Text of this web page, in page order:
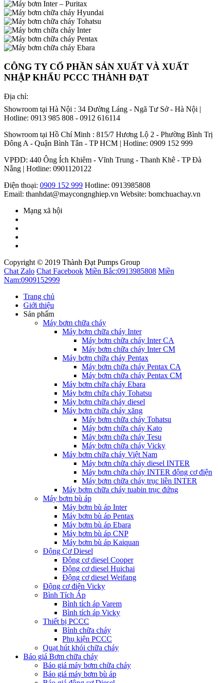
CÔNG TY CỔ PHẦN SẢN XUẤT VÀ XUẤT
NHẬP KHẨU PCCC THÀNH ĐẠT
Địa chỉ:
Showroom tại Hà Nội : 34 Đường Láng - Ngã Tư Sở - Hà Nội |
Hotline: 0913 985 808 - 0912 616114
Showroom tại Hồ Chí Minh : 815/7 Hương Lộ 2 - Phường Bình Trị
Đông A - Quận Bình Tân - TP HCM | Hotline: 0909 152 999
VPĐD: 440 Ông Ích Khiêm - Vĩnh Trung - Thanh Khê - TP Đà
Nẵng | Hotline: 0901120122
Điện thoại: 0909 152 999 Hotline: 0913985808
Email: thanhdat@maycongnghiep.vn Website: bomchuachay.vn
Mạng xã hội
Copyright © 2019 Thành Đạt Pumps Group
Chat Zalo Chat Facebook Miền Bắc:0913985808 Miền
Nam:0909152999
Trang chủ
Giới thiệu
Sản phẩm
Máy bơm chữa cháy
Máy bơm chữa cháy Inter
Máy bơm chữa cháy Inter CA
Máy bơm chữa cháy Inter CM
Máy bơm chữa cháy Pentax
Máy bơm chữa cháy Pentax CA
Máy bơm chữa cháy Pentax CM
Máy bơm chữa cháy Ebara
Máy bơm chữa cháy Tohatsu
Máy bơm chữa cháy diesel
Máy bơm chữa cháy xăng
Máy bơm chữa cháy Tohatsu
Máy bơm chữa cháy Kato
Máy bơm chữa cháy Tesu
Máy bơm chữa cháy Vicky
Máy bơm chữa cháy Việt Nam
Máy bơm chữa cháy diesel INTER
Máy bơm chữa cháy INTER động cơ điện
Máy bơm chữa cháy trục liền INTER
Máy bơm chữa cháy tuabin trục đứng
Máy bơm bù áp
Máy bơm bù áp Inter
Máy bơm bù áp Pentax
Máy bơm bù áp Ebara
Máy bơm bù áp CNP
Máy bơm bù áp Kaiquan
Động Cơ Diesel
Động cơ diesel Cooper
Động cơ diesel Huichai
Động cơ diesel Weifang
Động cơ điện Vicky
Bình Tích Áp
Bình tích áp Varem
Bình tích áp Vicky
Thiết bị PCCC
Bình chữa cháy
Phụ kiện PCCC
Quạt hút khói chữa cháy
Báo giá Bơm chữa cháy
Báo giá máy bơm chữa cháy
Báo giá máy bơm bù áp